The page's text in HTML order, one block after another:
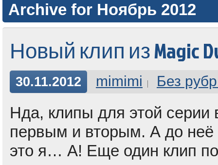
Archive for Ноябрь 2012
Новый клип из Magic
30.11.2012 mimimi Без
Нда, клипы для этой серии
первым и вторым. А до неё
это я… А! Еще один клип